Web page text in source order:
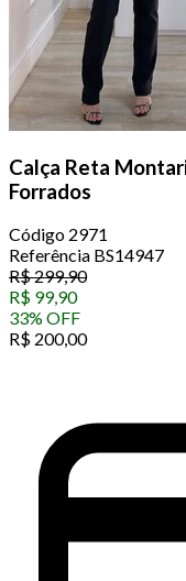
Calça Reta
Forrados
Código 2971
Referência BS14947
R$299,90
R$ 99,90
33% OFF
R$ 200,00